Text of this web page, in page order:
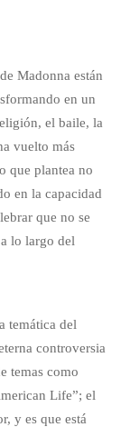
Madonna están
en un
el baile, la
vuelto más
que plantea no
en la capacidad
que no se
lo largo del
temática del
controversia
temas como
Life”; el
y es que está